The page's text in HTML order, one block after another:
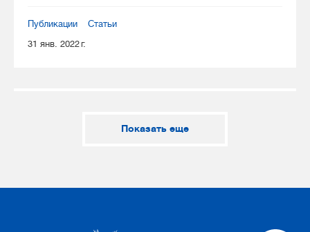
Публикации
Статьи
31 янв. 2022 г.
Показать еще